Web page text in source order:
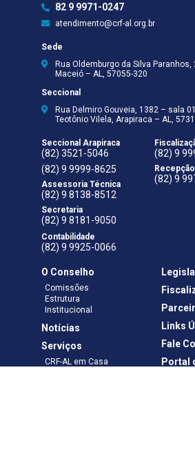
82 9 9971-0247
atendimento@crf-al.org.br
Sede
Rua Oldemburgo da Silva Paranhos,
Maceió – AL, 57055-320
Seccional
Rua Delmiro Gouveia, 1382 – sala
Teotônio Vilela, Arapiraca – AL,
Seccional Arapiraca
(82) 3521-5046
(82) 9 9999-8625
Assessoria Técnica
(82) 9 8138-8512
Secretaria
(82) 9 8181-9050
Contabilidade
(82) 9 9925-0066
(82) 9
Recepção
(82) 9
O Conselho
Comissões
Estrutura
Institucional
Notícias
Serviços
CRF-AL em Casa
Links
Fale
Portal